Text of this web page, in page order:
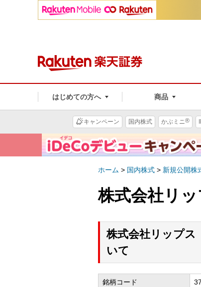
はじめての方へ 商品
キャンペーン 国内株式 かぶミニ®
ホーム > 国内株式 > 新規公開株
株式会社リッ
株式会社リップス
いて
銘柄コード